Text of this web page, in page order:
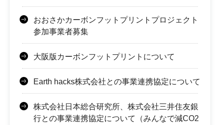
おおさかカーボンフットプリントプロジェクト
参加事業者募集
大阪版カーボンフットプリントについて
Earth hacks株式会社との事業連携協定について
株式会社日本総合研究所、株式会社三井住友銀
行との事業連携協定について（みんなで減CO2